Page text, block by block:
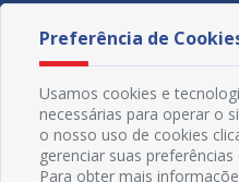
Preferência de
Usamos cookies e
necessárias para operar o
o nosso uso de cookies
gerenciar suas
Para obter mais